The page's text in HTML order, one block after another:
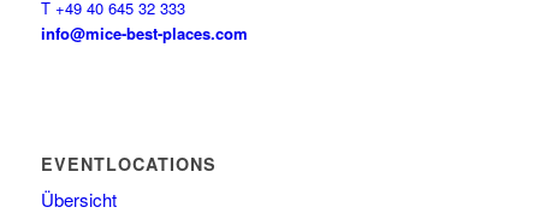
T +49 40 645 32 333
info@mice-best-places.com
EVENTLOCATIONS
Übersicht